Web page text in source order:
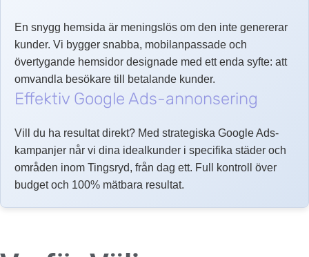
En snygg hemsida är meningslös om den inte genererar
kunder. Vi bygger snabba, mobilanpassade och
övertygande hemsidor designade med ett enda syfte: att
omvandla besökare till betalande kunder.
Effektiv Google Ads-annonsering
Vill du ha resultat direkt? Med strategiska Google Ads-
kampanjer når vi dina idealkunder i specifika städer och
områden inom Tingsryd, från dag ett. Full kontroll över
budget och 100% mätbara resultat.